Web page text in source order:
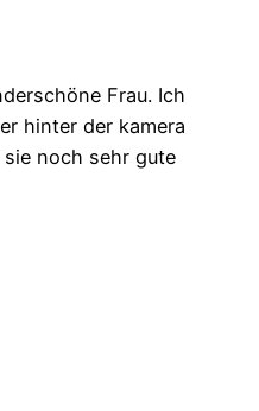
Frau. Ich
hinter der kamera
noch sehr gute